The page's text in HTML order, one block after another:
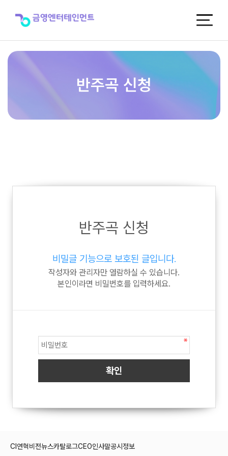
반주곡 신청
반주곡 신청
비밀글 기능으로 보호된 글입니다.
작성자와 관리자만 열람하실 수 있습니다.
본인이라면 비밀번호를 입력하세요.
CI 연혁비전뉴스카탈로그CEO인사말공시정보